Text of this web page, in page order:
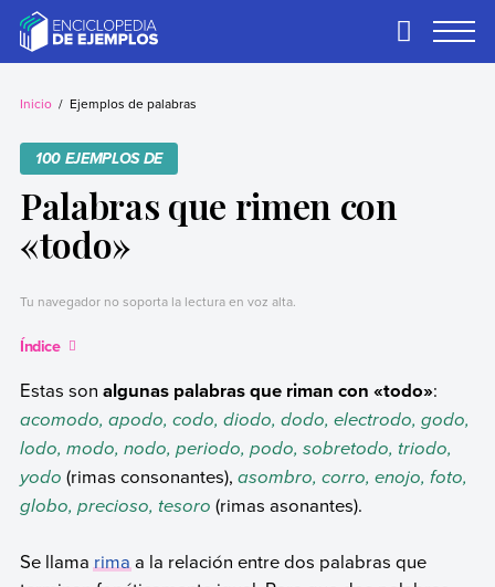
contentEjemplos
Necesitas ejemplos.
Primary
Inicio Ejemplos de palabras
100 EJEMPLOS DE
Palabras que rimen con
«todo»
Tu navegador no soporta la lectura en voz alta.
Índice
Estas son algunas palabras que riman con «todo»:
acomodo, apodo, codo, diodo, dodo, electrodo, godo,
lodo, modo, nodo, periodo, podo, sobretodo, triodo,
yodo (rimas consonantes), asombro, corro, enojo, foto,
globo, precioso, tesoro (rimas asonantes).
Se llamarimaa la relación entre dos palabras que